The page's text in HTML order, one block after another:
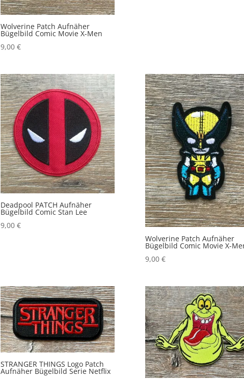
Wolverine Patch Aufnäher
Bügelbild Comic Movie X-Men
9,00 €
Deadpool PATCH Aufnäher
Bügelbild Comic Stan Lee
9,00 €
Wolverine Patch Aufnäher
Bügelbild Comic Movie X-
9,00 €
STRANGER THINGS Logo Patch
Aufnäher Bügelbild Serie Netflix